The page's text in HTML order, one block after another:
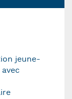
jeune-